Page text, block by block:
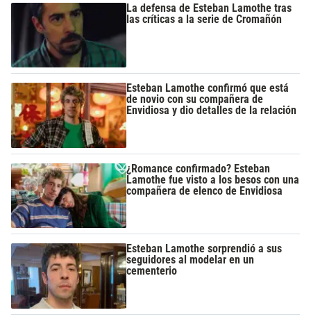
La defensa de Esteban Lamothe tras
las críticas a la serie de Cromañón
Esteban Lamothe confirmó que está
de novio con su compañera de
Envidiosa y dio detalles de la relación
¿Romance confirmado? Esteban
Lamothe fue visto a los besos con una
compañera de elenco de Envidiosa
Esteban Lamothe sorprendió a sus
seguidores al modelar en un
cementerio